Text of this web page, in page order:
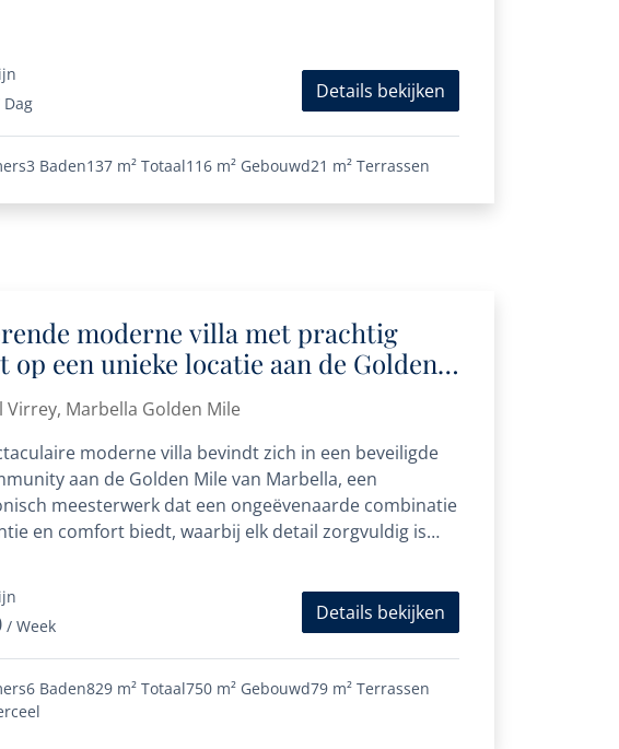
Dag
Details bekijken
3 Baden137 m² Totaal116 m² Gebouwd21 m² Terrassen
moderne villa met prachtig
op een unieke locatie aan de Golden
Virrey, Marbella Golden Mile
moderne villa bevindt zich in een beveiligde
aan de Golden Mile van Marbella, een
meesterwerk dat een ongeëvenaarde combinatie
en comfort biedt, waarbij elk detail zorgvuldig is
/ Week
Details bekijken
6 Baden829 m² Totaal750 m² Gebouwd79 m² Terrassen